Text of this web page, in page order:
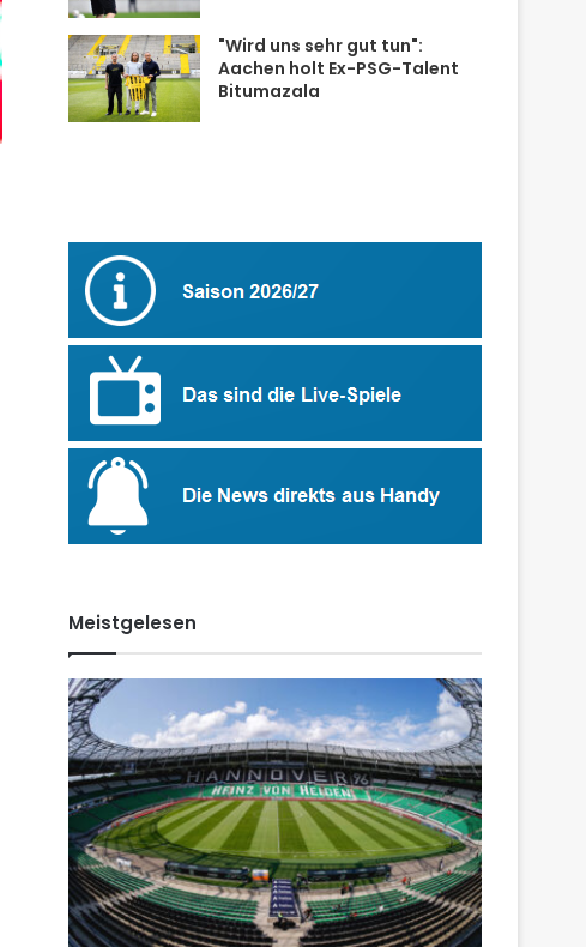
"Wird uns sehr gut tun":
Aachen holt Ex-PSG-Talent
Bitumazala
Meistgelesen